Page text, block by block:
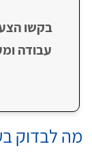
בקשו
עבודה
מה לבדוק